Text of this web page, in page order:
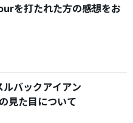
を打たれた方の感想をお
バックアイアン
見た目について